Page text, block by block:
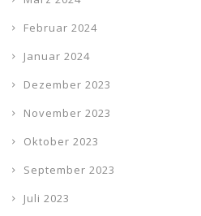
Februar 2024
Januar 2024
Dezember 2023
November 2023
Oktober 2023
September 2023
Juli 2023